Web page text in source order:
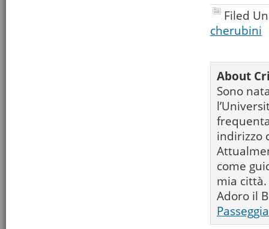
Filed
cherubini
About
Sono
indirizzo
come
mia città.
Adoro il